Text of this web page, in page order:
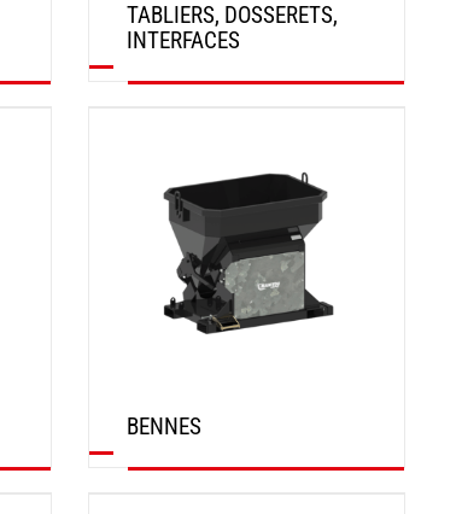
TABLIERS, DOSSERETS,
INTERFACES
BENNES